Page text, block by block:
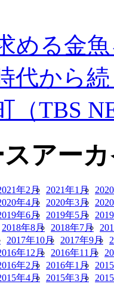
める金
から
（TBS
アー
年2月 2021年1月
年4月 2020年3月
年6月 2019年5月
2018年8月 2018年7月
2017年10月 2017年9月
年12月 2016年11月
年2月 2016年1月
年4月 2015年3月